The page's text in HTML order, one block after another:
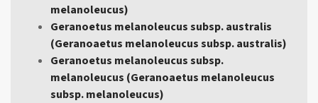
melanoleucus)
Geranoetus melanoleucus subsp. australis
(Geranoaetus melanoleucus subsp. australis)
Geranoetus melanoleucus subsp.
melanoleucus (Geranoaetus melanoleucus
subsp. melanoleucus)